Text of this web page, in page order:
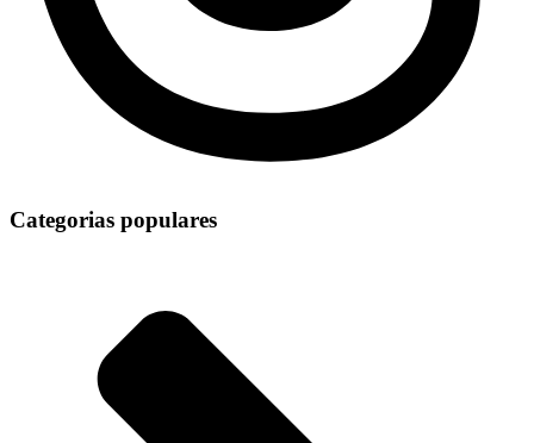
Categorias populares